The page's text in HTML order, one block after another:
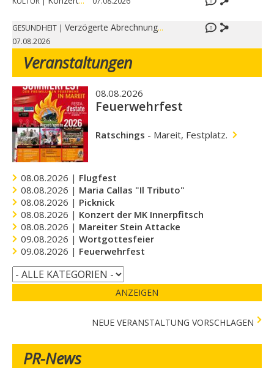
GESUNDHEIT | Verzögerte Abrechnung...
07.08.2026
0
Veranstaltungen
08.08.2026
Feuerwehrfest
Ratschings - Mareit, Festplatz.
08.08.2026 | Flugfest
08.08.2026 | Maria Callas "Il Tributo"
08.08.2026 | Picknick
08.08.2026 | Konzert der MK Innerpfitsch
08.08.2026 | Mareiter Stein Attacke
09.08.2026 | Wortgottesfeier
09.08.2026 | Feuerwehrfest
ANZEIGEN
NEUE VERANSTALTUNG VORSCHLAGEN
PR-News